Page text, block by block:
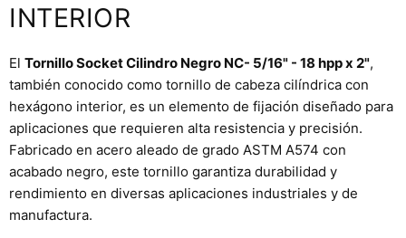
INTERIOR
El Tornillo Socket Cilindro Negro NC- 5/16" - 18 hpp x 2",
también conocido como tornillo de cabeza cilíndrica con
hexágono interior, es un elemento de fijación diseñado para
aplicaciones que requieren alta resistencia y precisión.
Fabricado en acero aleado de grado ASTM A574 con
acabado negro, este tornillo garantiza durabilidad y
rendimiento en diversas aplicaciones industriales y de
manufactura.